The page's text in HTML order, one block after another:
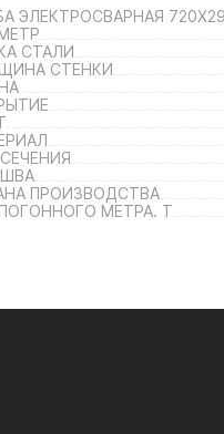
ЭЛЕКТРОСВАРНАЯ
СТАЛИ
СТЕНКИ
ПРОИЗВОДСТВА
МЕТРА. Т